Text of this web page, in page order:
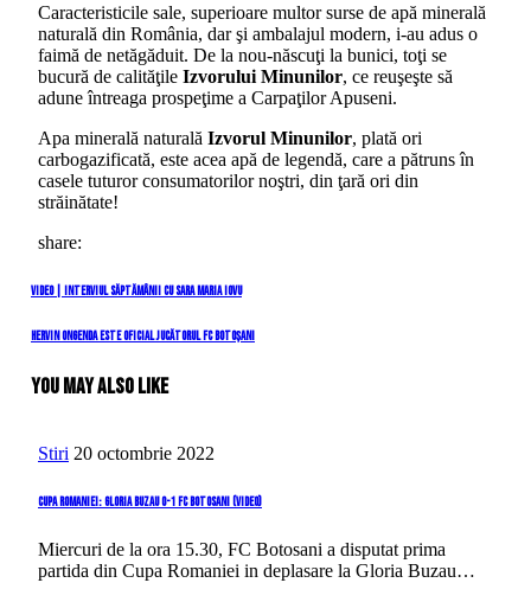
Caracteristicile sale, superioare multor surse de apă minerală
naturală din România, dar şi ambalajul modern, i-au adus o
faimă de netăgăduit. De la nou-născuţi la bunici, toţi se
bucură de calităţile Izvorului Minunilor, ce reuşeşte să
adune întreaga prospeţime a Carpaţilor Apuseni.
Apa minerală naturală Izvorul Minunilor, plată ori
carbogazificată, este acea apă de legendă, care a pătruns în
casele tuturor consumatorilor noştri, din ţară ori din
străinătate!
share:
Navigare
în
Previous
VIDEO | Interviul săptămânii cu Sara Maria Iovu
Next
Hervin Ongenda este oficial jucătorul FC Botoșani
You May Also Like
Stiri 20 octombrie 2022
Cupa Romaniei: Gloria Buzau 0-1 FC Botosani (video)
Miercuri de la ora 15.30, FC Botosani a disputat prima
partida din Cupa Romaniei in deplasare la Gloria Buzau…